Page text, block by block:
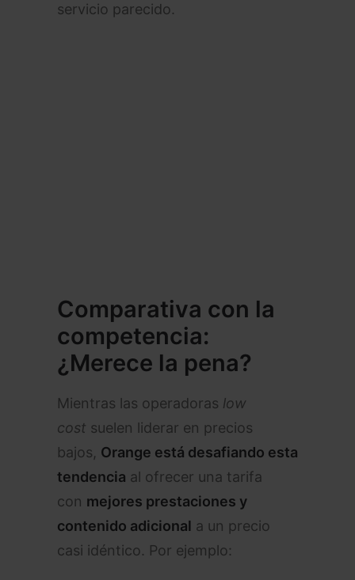
servicio parecido.
Comparativa con la
competencia:
¿Merece la pena?
Mientras las operadoras low
cost suelen liderar en precios
bajos, Orange está desafiando esta
tendencia al ofrecer una tarifa
con mejores prestaciones y
contenido adicional a un precio
casi idéntico. Por ejemplo: